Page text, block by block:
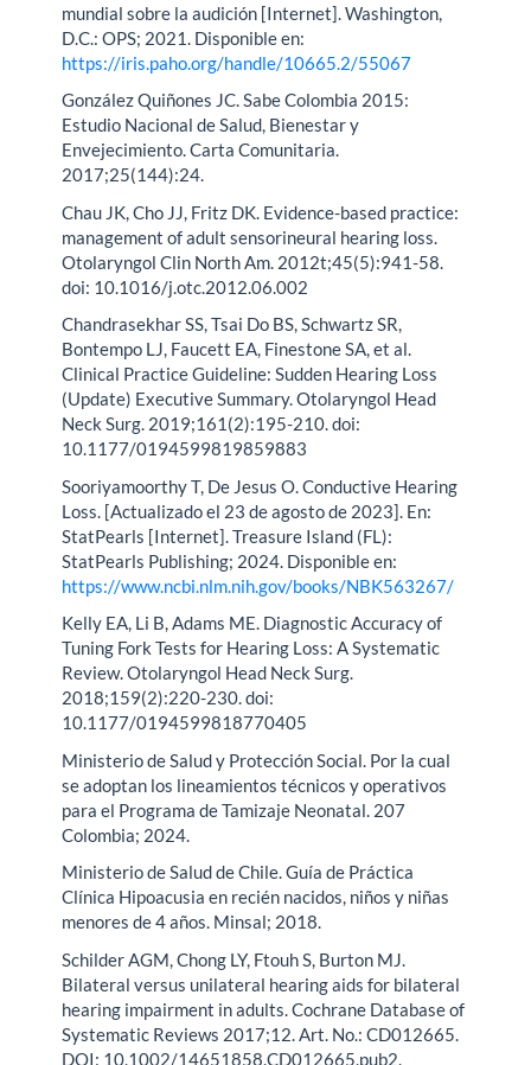
mundial sobre la audición [Internet]. Washington,
D.C.: OPS; 2021. Disponible en:
https://iris.paho.org/handle/10665.2/55067
González Quiñones JC. Sabe Colombia 2015:
Estudio Nacional de Salud, Bienestar y
Envejecimiento. Carta Comunitaria.
2017;25(144):24.
Chau JK, Cho JJ, Fritz DK. Evidence-based practice:
management of adult sensorineural hearing loss.
Otolaryngol Clin North Am. 2012t;45(5):941-58.
doi: 10.1016/j.otc.2012.06.002
Chandrasekhar SS, Tsai Do BS, Schwartz SR,
Bontempo LJ, Faucett EA, Finestone SA, et al.
Clinical Practice Guideline: Sudden Hearing Loss
(Update) Executive Summary. Otolaryngol Head
Neck Surg. 2019;161(2):195-210. doi:
10.1177/0194599819859883
Sooriyamoorthy T, De Jesus O. Conductive Hearing
Loss. [Actualizado el 23 de agosto de 2023]. En:
StatPearls [Internet]. Treasure Island (FL):
StatPearls Publishing; 2024. Disponible en:
https://www.ncbi.nlm.nih.gov/books/NBK563267/
Kelly EA, Li B, Adams ME. Diagnostic Accuracy of
Tuning Fork Tests for Hearing Loss: A Systematic
Review. Otolaryngol Head Neck Surg.
2018;159(2):220-230. doi:
10.1177/0194599818770405
Ministerio de Salud y Protección Social. Por la cual
se adoptan los lineamientos técnicos y operativos
para el Programa de Tamizaje Neonatal. 207
Colombia; 2024.
Ministerio de Salud de Chile. Guía de Práctica
Clínica Hipoacusia en recién nacidos, niños y niñas
menores de 4 años. Minsal; 2018.
Schilder AGM, Chong LY, Ftouh S, Burton MJ.
Bilateral versus unilateral hearing aids for bilateral
hearing impairment in adults. Cochrane Database of
Systematic Reviews 2017;12. Art. No.: CD012665.
DOI: 10.1002/14651858.CD012665.pub2.